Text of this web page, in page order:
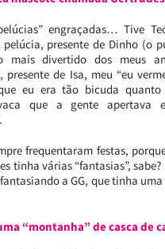
engraçadas… Tive
pelúcia, presente de Dinho (o
mais divertido dos meus
presente de Isa, meu “eu
eu era tão bicuda
que a gente apertava
frequentaram festas,
tinha várias “fantasias”, sabe?
a GG, que tinha
“montanha” de casca de